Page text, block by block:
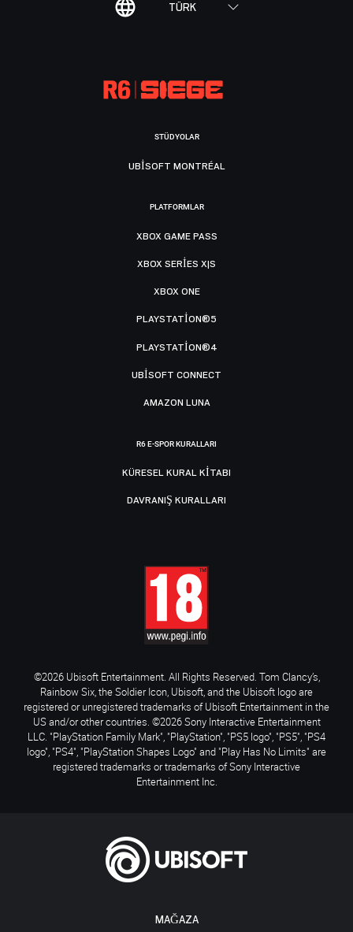
TÜRK
MAĞAZA
STÜDYOLAR
UBISOFT MONTRÉAL
PLATFORMLAR
XBOX GAME PASS
XBOX SERIES X|S
XBOX ONE
PLAYSTATION®5
PLAYSTATION®4
UBISOFT CONNECT
AMAZON LUNA
R6 E-SPOR KURALLARI
KÜRESEL KURAL KITABI
DAVRANIŞ KURALLARI
©2026 Ubisoft Entertainment. All Rights Reserved. Tom Clancy’s,
Rainbow Six, the Soldier Icon, Ubisoft, and the Ubisoft logo are
registered or unregistered trademarks of Ubisoft Entertainment in the
US and/or other countries. ©2026 Sony Interactive Entertainment
LLC. "PlayStation Family Mark", "PlayStation", "PS5 logo", "PS5", "PS4
logo", "PS4", "PlayStation Shapes Logo" and "Play Has No Limits" are
registered trademarks or trademarks of Sony Interactive
Entertainment Inc.